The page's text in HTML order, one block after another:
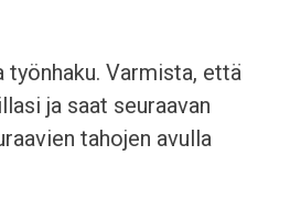
työnhaku. Varmista, että
ja saat seuraavan
tahojen avulla